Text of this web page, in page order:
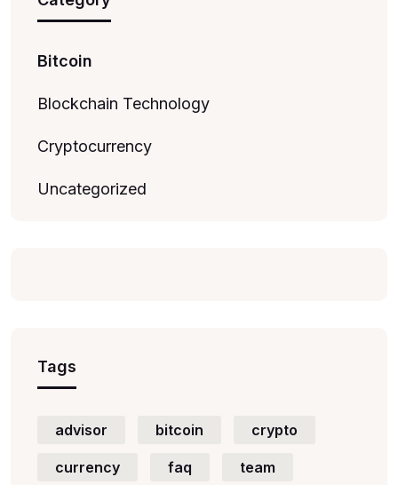
Bitcoin
Blockchain Technology
Cryptocurrency
Uncategorized
Tags
advisor bitcoin crypto
currency faq team